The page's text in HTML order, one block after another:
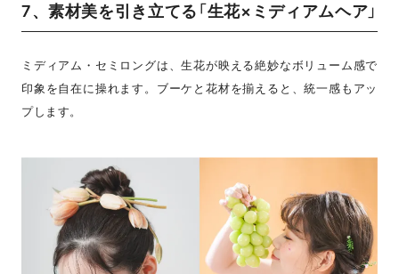
7、素材美を引き立てる「生花×ミディアムヘア」
ミディアム・セミロングは、生花が映える絶妙なボリューム感で
印象を自在に操れます。ブーケと花材を揃えると、統一感もアッ
プします。